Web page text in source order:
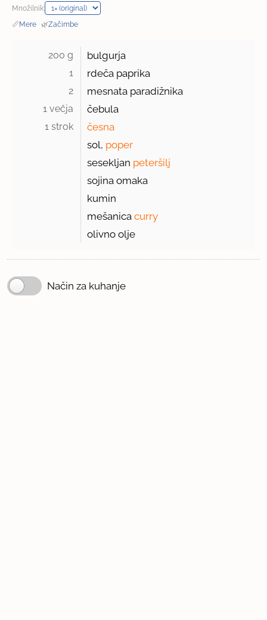
Množilnik:
📏Mere · 🌿Začimbe
200 g bulgurja
1 rdeča paprika
2 mesnata paradižnika
1 večja čebula
1 strok
česna
sol, poper
sesekljan peteršilj
sojina omaka
kumin
mešanicacurry
olivno olje
Način za kuhanje